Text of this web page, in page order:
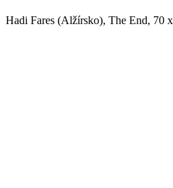
Hadi Fares (Alžírsko), The End, 70